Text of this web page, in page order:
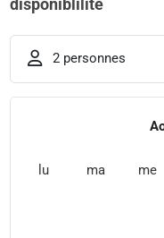
disponiblilité
2 personnes
lu ma me